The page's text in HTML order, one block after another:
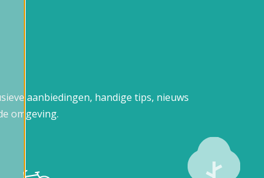
aanbiedingen, handige tips, nieuws
omgeving.